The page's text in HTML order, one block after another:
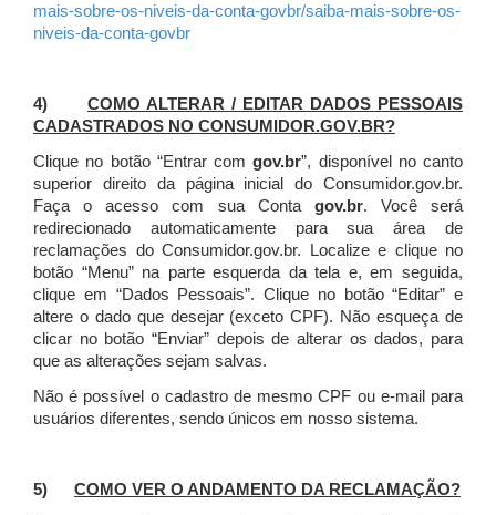
mais-sobre-os-niveis-da-conta-govbr/saiba-mais-sobre-os-
niveis-da-conta-govbr
4) COMO ALTERAR / EDITAR DADOS PESSOAIS
CADASTRADOS NO CONSUMIDOR.GOV.BR?
Clique no botão “Entrar comgov.br”, disponível no canto
superior direito da página inicial do Consumidor.gov.br.
Faça o acesso com sua Conta gov.br. Você será
redirecionado automaticamente para sua área de
reclamações do Consumidor.gov.br.
Localize e clique no
botão “Menu” na parte esquerda da tela e, em seguida,
clique em “Dados Pessoais”. Clique no botão “Editar” e
altere o dado que desejar (exceto CPF). Não esqueça de
clicar no botão “Enviar” depois de alterar os dados, para
que as alterações sejam salvas.
Não é possível o cadastro de mesmo CPF ou e-mail para
usuários diferentes, sendo únicos em nosso sistema.
5) COMO VER O ANDAMENTO DA RECLAMAÇÃO?